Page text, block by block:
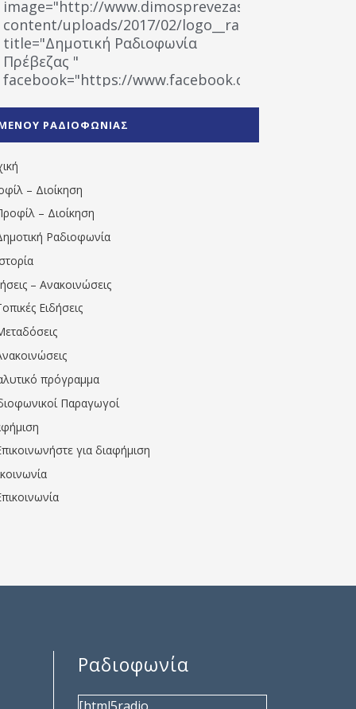
image="http://www.dimosprevezas.gr/wp-
content/uploads/2017/02/logo__radiofonias.jpg"
title="Δημοτική Ραδιοφωνία
Πρέβεζας "
facebook="https://www.facebook.com/
1531194763766854/" artist="" ]
ΡΑΔΙΟΦΩΝΙΑΣ
– Διοίκηση
– Διοίκηση
Ραδιοφωνία
– Ανακοινώσεις
Ειδήσεις
πρόγραμμα
Παραγωγοί
για διαφήμιση
Ραδιοφωνία